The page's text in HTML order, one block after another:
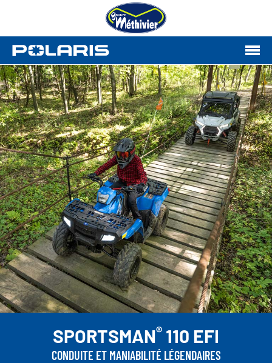
SPORTSMAN® 110 EFI
CONDUITE ET MANIABILITÉ LÉGENDAIRES